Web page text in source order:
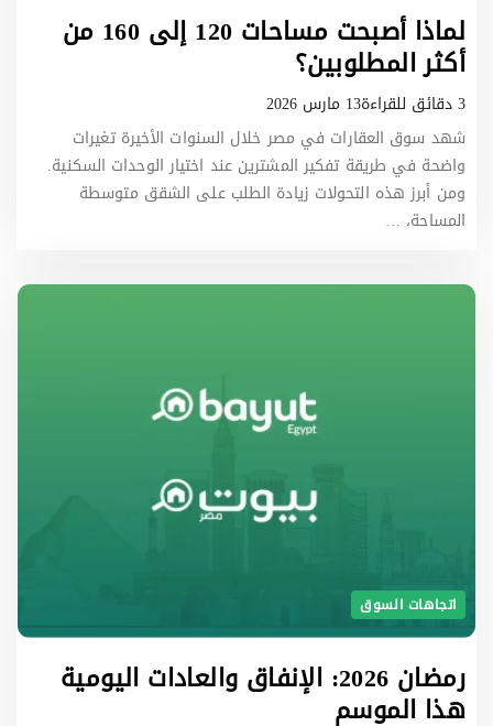
لماذا أصبحت مساحات 120 إلى 160 من
أكثر المطلوبين؟
3 دقائق للقراءة
13 مارس 2026
شهد سوق العقارات في مصر خلال السنوات الأخيرة تغيرات
واضحة في طريقة تفكير المشترين عند اختيار الوحدات السكنية.
ومن أبرز هذه التحولات زيادة الطلب على الشقق متوسطة
المساحة، …
اتجاهات السوق
رمضان 2026: الإنفاق والعادات اليومية
هذا الموسم